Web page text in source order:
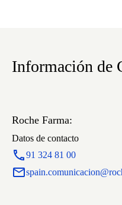
Información de
Roche Farma:
Datos de contacto
91 324 81 00